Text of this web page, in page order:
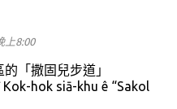
上8:00
「撒固兒步道」
hok siā-khu ê “Sakol